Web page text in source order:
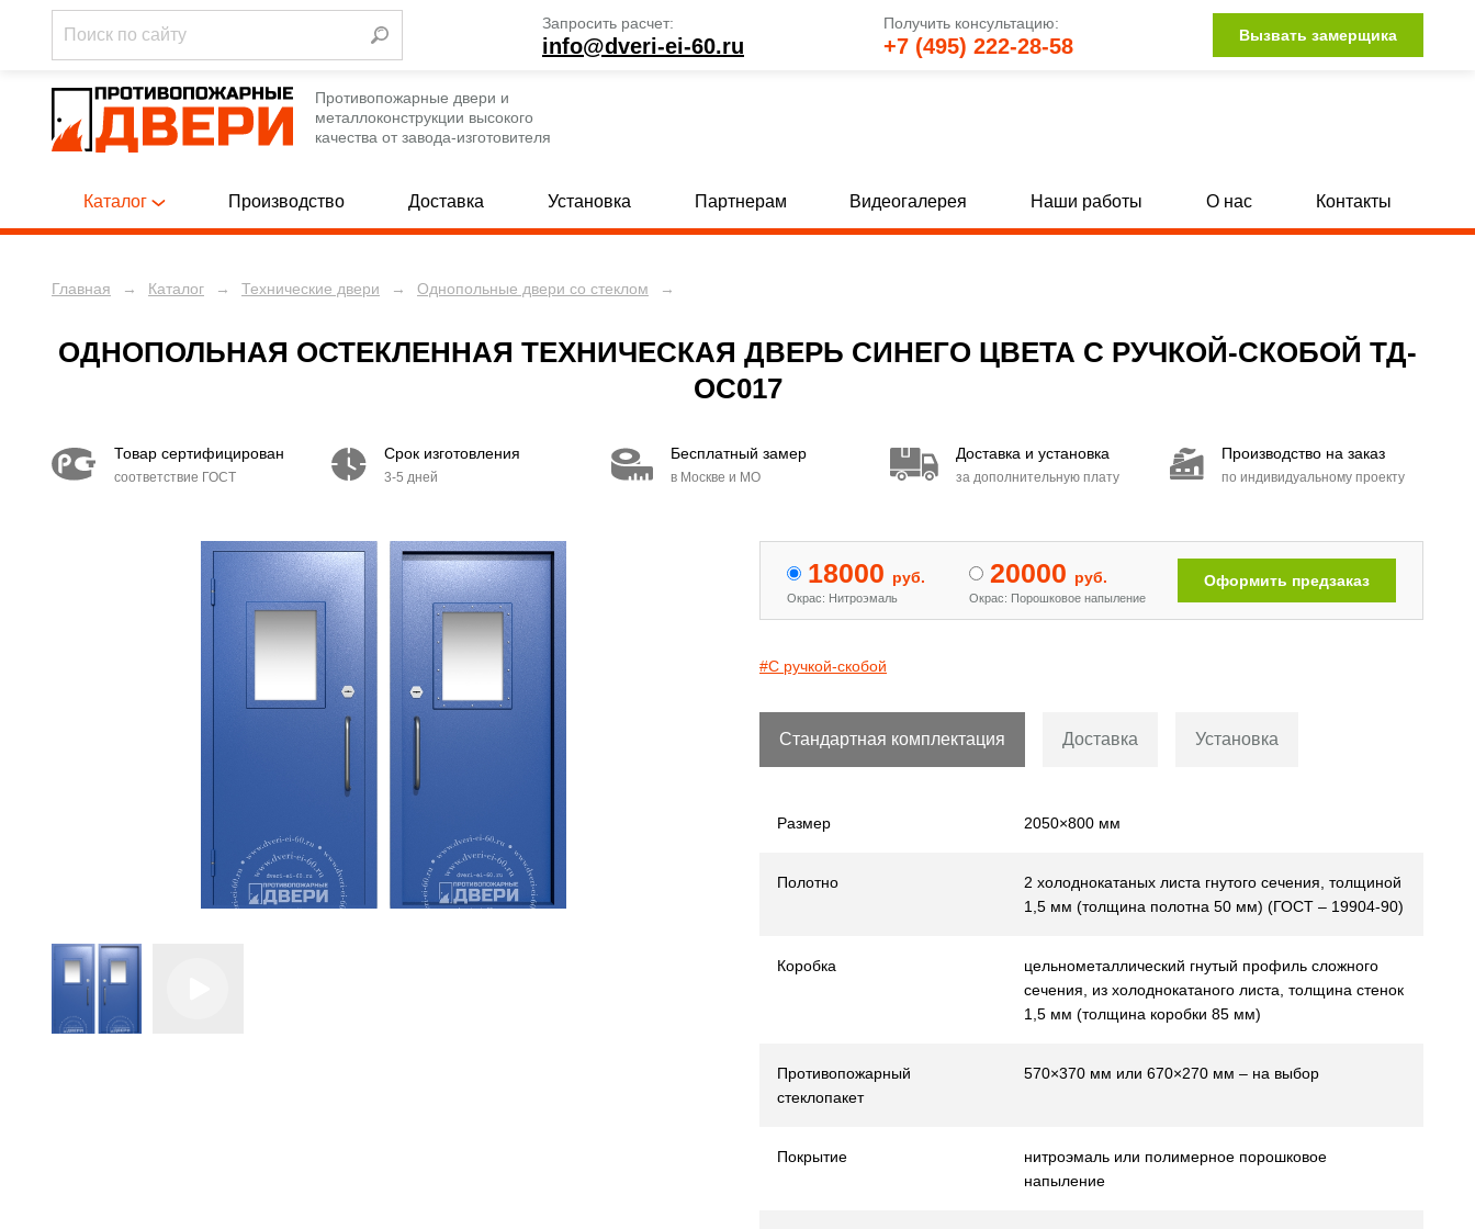
Запросить расчет:
info@dveri-ei-60.ru
Получить консультацию:
+7 (495) 222-28-58 Вызвать замерщика
Противопожарные двери и
металлоконструкции высокого
качества от завода-изготовителя
Каталог
ПРОТИВОПОЖАРНЫЕ ДВЕРИ [788]
ПРОТИВОПОЖАРНЫЕ ЛЮКИ [12]
Однопольные глухие двери [33]
Двупольные двери со стеклом
С ручкой-скобой
Производство Доставка Установка Партнерам Видеогалерея Наши работы О нас Контакты
Главная → Каталог → Технические двери → Однопольные двери со стеклом →
ОДНОПОЛЬНАЯ ОСТЕКЛЕННАЯ ТЕХНИЧЕСКАЯ ДВЕРЬ СИНЕГО ЦВЕТА С РУЧКОЙ-СКОБОЙ ТД-
ОС017
Товар сертифицирован
соответствие ГОСТ
Срок изготовления
3-5 дней
Бесплатный замер
в Москве и МО
Доставка и установка
за дополнительную плату
Производство на заказ
по индивидуальному проекту
18000 руб.
Окрас: Нитроэмаль
20000 руб.
Окрас: Порошковое напыление
Оформить предзаказ
#С ручкой-скобой
Стандартная комплектация Доставка Установка
Размер 2050×800 мм
Полотно
2 холоднокатаных листа гнутого сечения, толщиной
1,5 мм (толщина полотна 50 мм) (ГОСТ – 19904-90)
Коробка
цельнометаллический гнутый профиль сложного
сечения, из холоднокатаного листа, толщина стенок
1,5 мм (толщина коробки 85 мм)
Противопожарный
стеклопакет
570×370 мм или 670×270 мм – на выбор
Покрытие
нитроэмаль или полимерное порошковое
напыление